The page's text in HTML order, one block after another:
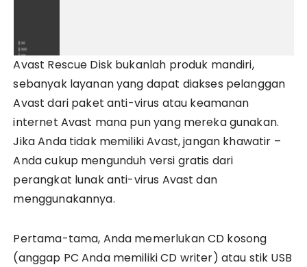
Avast Rescue Disk bukanlah produk mandiri,
sebanyak layanan yang dapat diakses pelanggan
Avast dari paket anti-virus atau keamanan
internet Avast mana pun yang mereka gunakan.
Jika Anda tidak memiliki Avast, jangan khawatir –
Anda cukup mengunduh versi gratis dari
perangkat lunak anti-virus Avast dan
menggunakannya.
Pertama-tama, Anda memerlukan CD kosong
(anggap PC Anda memiliki CD writer) atau stik USB